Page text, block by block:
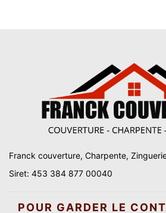
Franck couverture, Charpente,
Siret: 453 384 877 00040
POUR GARDER LE